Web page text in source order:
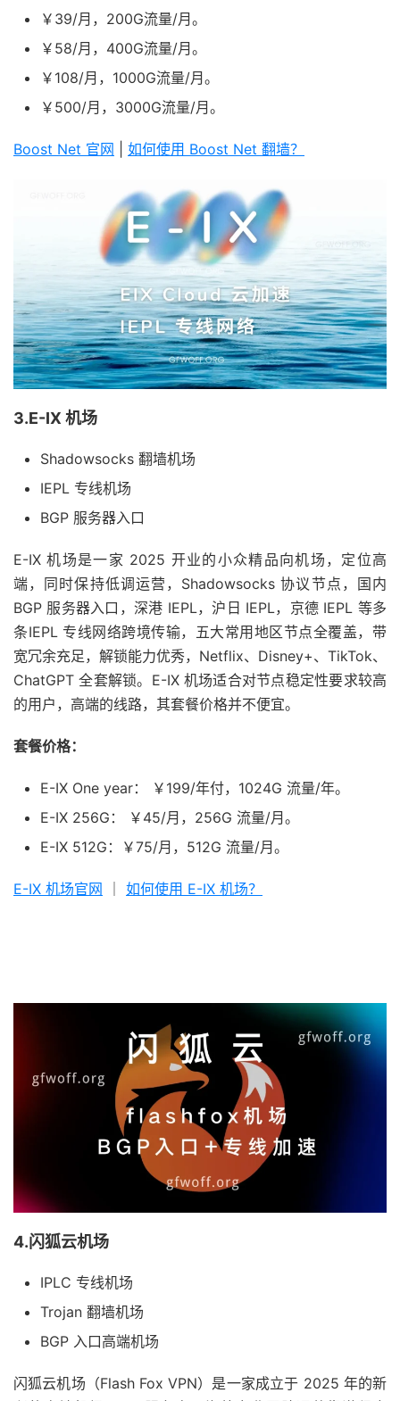
￥39/月，200G流量/月。
￥58/月，400G流量/月。
￥108/月，1000G流量/月。
￥500/月，3000G流量/月。
Boost Net 官网 如何使用 Boost Net 翻墙？
3.E-IX 机场
Shadowsocks 翻墙机场
IEPL 专线机场
BGP 服务器入口
E-IX 机场是一家 2025 开业的小众精品向机场，定位高
端，同时保持低调运营，Shadowsocks 协议节点，国内
BGP 服务器入口，深港 IEPL，沪日 IEPL，京德 IEPL 等多
条IEPL 专线网络跨境传输，五大常用地区节点全覆盖，带
宽冗余充足，解锁能力优秀，Netflix、Disney+、TikTok、
ChatGPT 全套解锁。E-IX 机场适合对节点稳定性要求较高
的用户，高端的线路，其套餐价格并不便宜。
套餐价格：
E-IX One year： ￥199/年付，1024G 流量/年。
E-IX 256G： ￥45/月，256G 流量/月。
E-IX 512G：￥75/月，512G 流量/月。
E-IX 机场官网 如何使用 E-IX 机场？
4.闪狐云机场
IPLC 专线机场
Trojan 翻墙机场
BGP 入口高端机场
闪狐云机场（Flash Fox VPN）是一家成立于 2025 年的新